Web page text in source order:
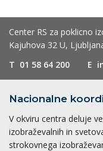
Center RS za poklicno
Kajuhova 32 U,
T 01 58 64 200 E
Nacionalne
V okviru centra deluje
izobraževalnih in
strokovnega